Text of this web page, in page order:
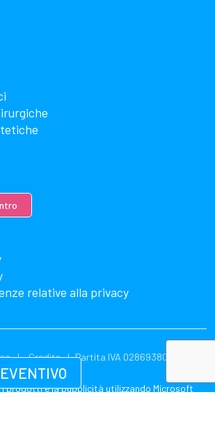
relative alla privacy
Credits Partita IVA 02869380549
prodotti e la pubblicità utilizzando Microsoft